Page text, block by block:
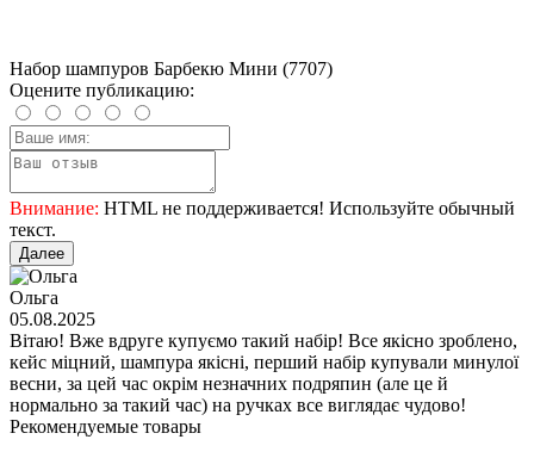
Набор шампуров Барбекю Мини (7707)
Оцените публикацию:
Внимание: HTML не поддерживается! Используйте обычный
текст.
Далее
Ольга
05.08.2025
Вітаю! Вже вдруге купуємо такий набір! Все якісно зроблено,
кейс міцний, шампура якісні, перший набір купували минулої
весни, за цей час окрім незначних подряпин (але це й
нормально за такий час) на ручках все виглядає чудово!
Рекомендуемые товары